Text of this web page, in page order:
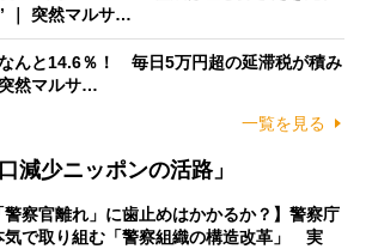
｜ 突然マルサ…
なんと14.6％！ 毎日5万円超の延滞税が積み
突然マルサ…
一覧を見る
減少ニッポンの活路」
警察官離れ」に歯止めはかかるか？】警察庁
気で取り組む「警察組織の構造改革」 実